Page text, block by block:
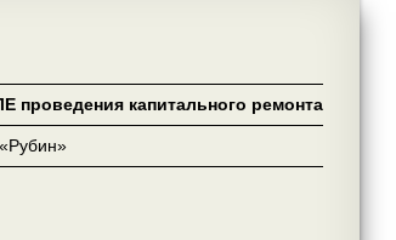
капитального ремонта